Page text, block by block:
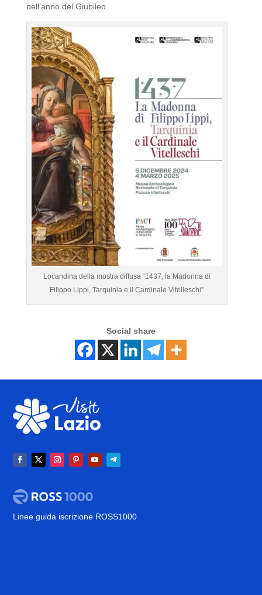
nell’anno del Giubileo.
Locandina della mostra diffusa “1437, la Madonna di
Filippo Lippi, Tarquinia e il Cardinale Vitelleschi”
Social share
Linee guida iscrizione ROSS1000